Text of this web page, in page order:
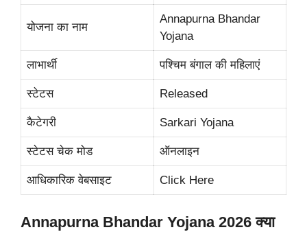
योजना का नाम
Annapurna Bhandar
Yojana
लाभार्थी पश्चिम बंगाल की महिलाएं
स्टेटस Released
कैटेगरी Sarkari Yojana
स्टेटस चेक मोड ऑनलाइन
आधिकारिक वेबसाइट Click Here
Annapurna Bhandar Yojana 2026 क्या